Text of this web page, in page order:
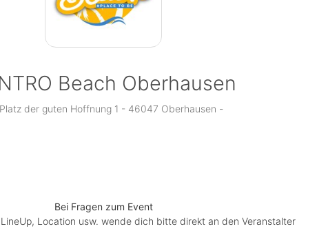
Beach Oberhausen
Platz der guten Hoffnung 1 - 46047 Oberhausen -
Bei Fragen zum Event
LineUp, Location usw. wende dich bitte direkt an den Veranstalter